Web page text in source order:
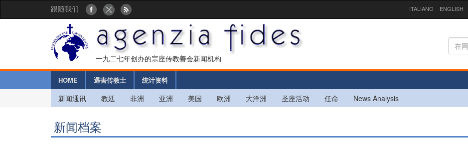
跟随我们 ITALIANO ENGLISH
一九二七年创办的宗座传教善会新闻机构
HOME 遇害传教士 统计资料
新闻通讯 教廷 非洲 亚洲 美国 欧洲 大洋洲 圣座活动 任命 News Analysis
新闻档案